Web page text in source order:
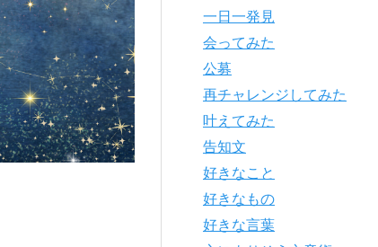
一日一発見
会ってみた
公募
再チャレンジしてみた
叶えてみた
告知文
好きなこと
好きなもの
好きな言葉